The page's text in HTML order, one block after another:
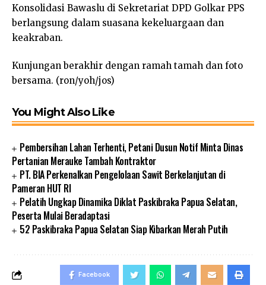
Konsolidasi Bawaslu di Sekretariat DPD Golkar PPS
berlangsung dalam suasana kekeluargaan dan
keakraban.
Kunjungan berakhir dengan ramah tamah dan foto
bersama. (ron/yoh/jos)
You Might Also Like
Pembersihan Lahan Terhenti, Petani Dusun Notif Minta Dinas
Pertanian Merauke Tambah Kontraktor
PT. BIA Perkenalkan Pengelolaan Sawit Berkelanjutan di
Pameran HUT RI
Pelatih Ungkap Dinamika Diklat Paskibraka Papua Selatan,
Peserta Mulai Beradaptasi
52 Paskibraka Papua Selatan Siap Kibarkan Merah Putih
Facebook